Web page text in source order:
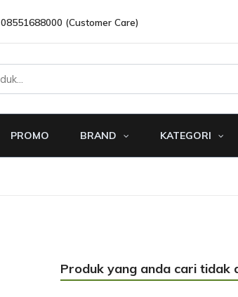
08551688000 (Customer Care)
PROMO BRAND KATEGORI
Produk yang anda cari tidak